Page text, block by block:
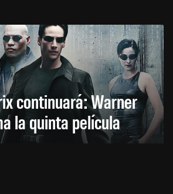
continuará: Warner
la quinta película